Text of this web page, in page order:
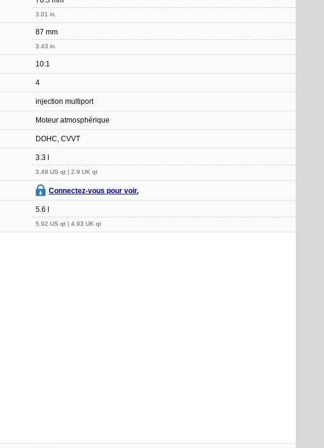
3.01 in.
87 mm
3.43 in.
10:1
4
injection multiport
Moteur atmosphérique
DOHC, CVVT
3.3 l
3.49 US qt | 2.9 UK qt
Connectez-vous pour voir.
5.6 l
5.92 US qt | 4.93 UK qt